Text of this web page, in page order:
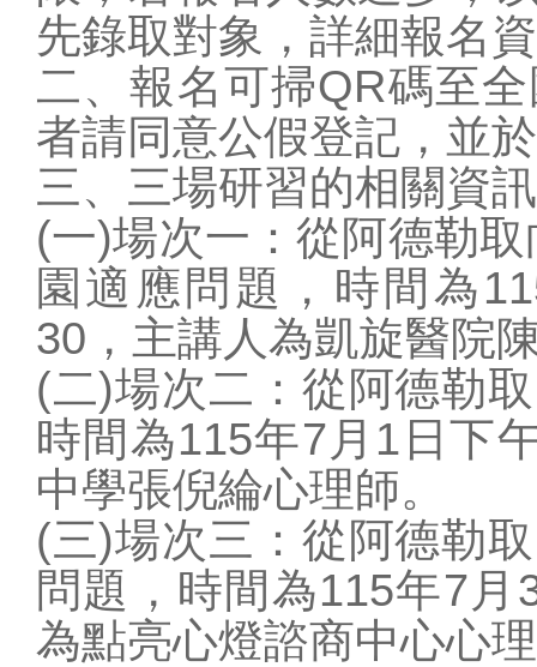
行政單位
教師專區
學生專區
家長專區
校園訊息
站務相關
圖片連結
先錄取對象，詳細報名
二、報名可掃QR碼至
者請同意公假登記，並
三、三場研習的相關資
(一)場次一：從阿德勒
園適應問題，時間為
30，主講人為凱旋醫院
(二)場次二：從阿德勒
時間為115年7月1日下
中學張倪綸心理師。
(三)場次三：從阿德勒
問題，時間為115年7
為點亮心燈諮商中心心